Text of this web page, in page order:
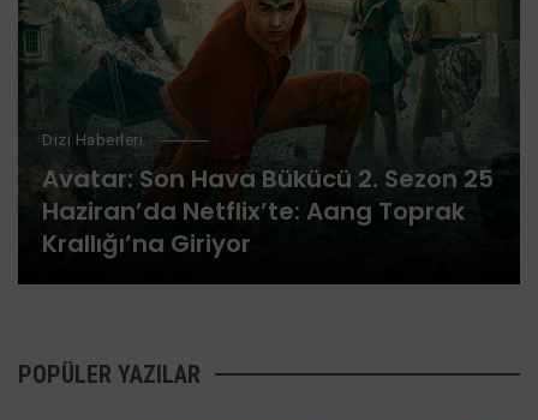
Dizi Haberleri
Avatar: Son Hava Bükücü 2. Sezon 25
Haziran’da Netflix’te: Aang Toprak
Krallığı’na Giriyor
POPÜLER YAZILAR